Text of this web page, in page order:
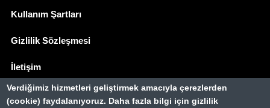
Kullanım Şartları
Gizlilik Sözleşmesi
İletişim
Basında Biz
Verdiğimiz hizmetleri geliştirmek amacıyla çerezlerden
(cookie) faydalanıyoruz. Daha fazla bilgi için gizlilik